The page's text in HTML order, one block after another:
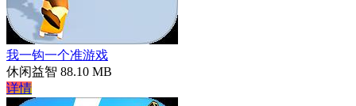
我一钩一个准游戏
休闲益智 88.10 MB
详情